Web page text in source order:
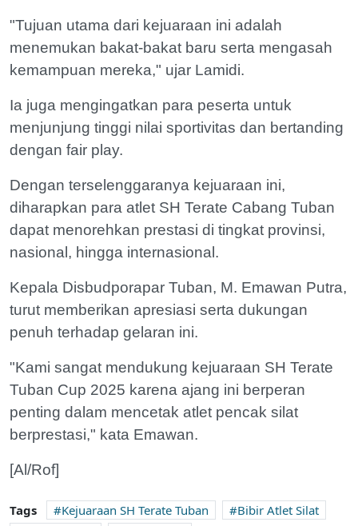
"Tujuan utama dari kejuaraan ini adalah
menemukan bakat-bakat baru serta mengasah
kemampuan mereka," ujar Lamidi.
Ia juga mengingatkan para peserta untuk
menjunjung tinggi nilai sportivitas dan bertanding
dengan fair play.
Dengan terselenggaranya kejuaraan ini,
diharapkan para atlet SH Terate Cabang Tuban
dapat menorehkan prestasi di tingkat provinsi,
nasional, hingga internasional.
Kepala Disbudporapar Tuban, M. Emawan Putra,
turut memberikan apresiasi serta dukungan
penuh terhadap gelaran ini.
"Kami sangat mendukung kejuaraan SH Terate
Tuban Cup 2025 karena ajang ini berperan
penting dalam mencetak atlet pencak silat
berprestasi," kata Emawan.
[Al/Rof]
Tags Kejuaraan SH Terate Tuban
Bibir Atlet Silat